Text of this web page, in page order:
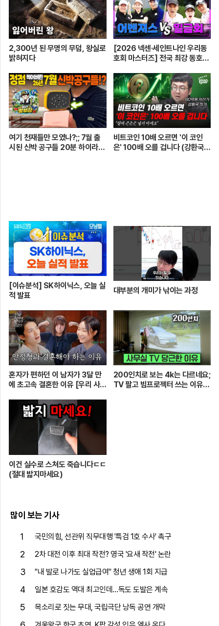
2,300년 된 무명의 무덤, 왕실로
밝혀지다
[2026 넥센·세인트나인 우리동
호회 마스터즈] 전국 최강 동호회
움 어벤져스 vs 일금회 | 16강 1
경기
여기 천재들만 모였나?;; 7월 출
시된 신박 공구들 20분 하이라이
비트코인 10배 오르면 '이 코인
은' 100배 오를 겁니다 (강환국
[이슈분석] SK하이닉스, 오늘 실
적 발표
대부분의 개미가 낚이는 과정
혼자가 편하던 이 남자가 3달 만
에 초고속 결혼한 이유 [우리 사이
200인치로 보는 4k는 다르네요;
TV 팔고 빔프로젝터 쓰는 이유
이건 실수로 스쳐도 죽습니다ㄷㄷ
(절대 밟지마세요)
많이 보는 기사
1 국민의힘, 선관위 직무대행 '특검 1호 수사' 촉구
2 2차 대전 이후 최대 작전? 영국 '요새 작전' 논란
3 "내 발로 나가도 실업급여" 청년 생애 1회 지급
4 일본 호감도 역대 최고인데…독도 도발은 계속
5 목소리로 짓는 무대, 국립극단 낭독 공연 개막